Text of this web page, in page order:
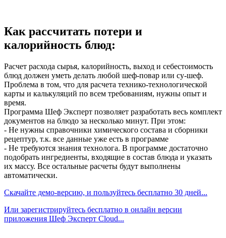
Как рассчитать потери и
калорийность блюд:
Расчет расхода сырья, калорийность, выход и себестоимость
блюд должен уметь делать любой шеф-повар или су-шеф.
Проблема в том, что для расчета технико-технологической
карты и калькуляций по всем требованиям, нужны опыт и
время.
Программа Шеф Эксперт позволяет разработать весь комплект
документов на блюдо за несколько минут. При этом:
- Не нужны справочники химического состава и сборники
рецептур, т.к. все данные уже есть в программе
- Не требуются знания технолога. В программе достаточно
подобрать ингредиенты, входящие в состав блюда и указать
их массу. Все остальные расчеты будут выполнены
автоматически.
Скачайте демо-версию, и пользуйтесь бесплатно 30 дней...
Или зарегистрируйтесь бесплатно в онлайн версии
приложения Шеф Эксперт Cloud...